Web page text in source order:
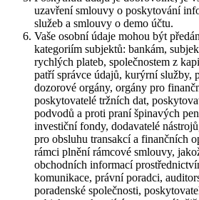
uzavření smlouvy o poskytování
služeb a smlouvy o demo účtu.
Vaše osobní údaje mohou být
kategoriím subjektů: bankám,
rychlých plateb, společnostem z
patří správce údajů, kurýrní služby,
dozorové orgány, orgány pro
poskytovatelé tržních dat,
podvodů a proti praní špinavých
investiční fondy, dodavatelé
pro obsluhu transakcí a finančních
rámci plnění rámcové smlouvy,
obchodních informací
komunikace, právní poradci,
poradenské společnosti,